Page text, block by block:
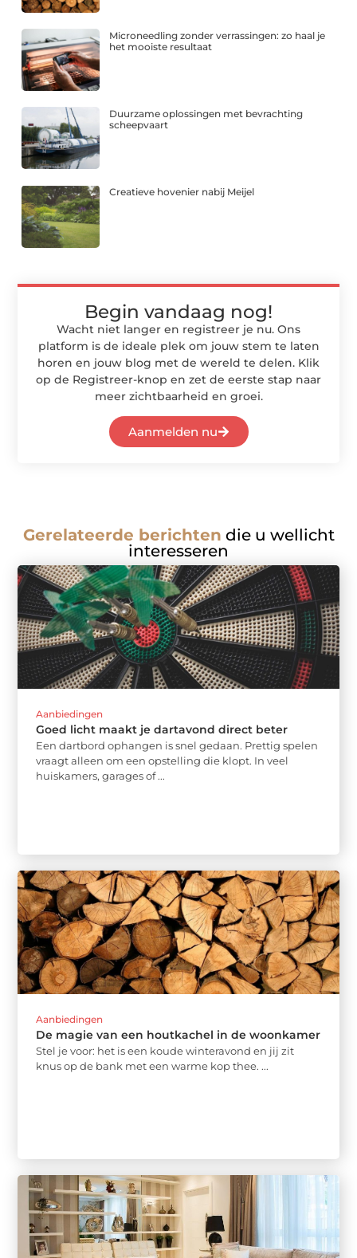
Microneedling zonder verrassingen: zo haal je
het mooiste resultaat
Duurzame oplossingen met bevrachting
scheepvaart
Creatieve hovenier nabij Meijel
Begin vandaag nog!
Wacht niet langer en registreer je nu. Ons
platform is de ideale plek om jouw stem te laten
horen en jouw blog met de wereld te delen. Klik
op de Registreer-knop en zet de eerste stap naar
meer zichtbaarheid en groei.
Aanmelden nu
Gerelateerde berichten die u wellicht
interesseren
Aanbiedingen
Goed licht maakt je dartavond direct beter
Een dartbord ophangen is snel gedaan. Prettig spelen
vraagt alleen om een opstelling die klopt. In veel
huiskamers, garages of ...
Aanbiedingen
De magie van een houtkachel in de woonkamer
Stel je voor: het is een koude winteravond en jij zit
knus op de bank met een warme kop thee. ...